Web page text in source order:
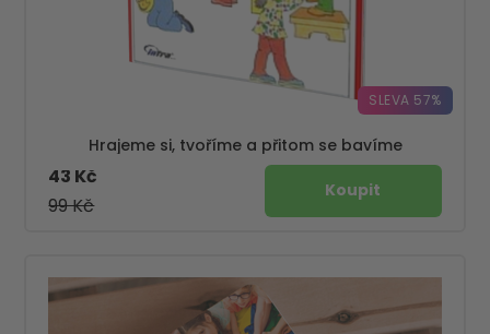
SLEVA 57%
Hrajeme si, tvoříme a přitom se bavíme
99 Kč
43 Kč